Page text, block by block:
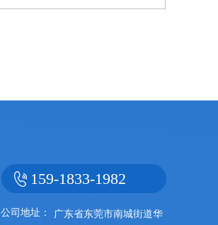
159-1833-1982
公司地址：
广东省东莞市南城街道华